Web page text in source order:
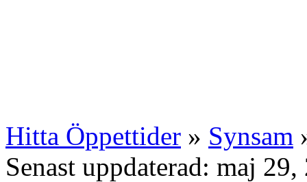
Hitta Öppettider » Synsam
Senast uppdaterad: maj 29,